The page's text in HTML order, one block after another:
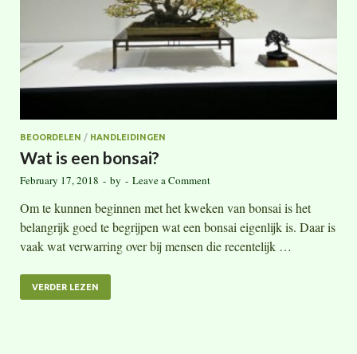
BEOORDELEN / HANDLEIDINGEN
Wat is een bonsai?
February 17, 2018 - by - Leave a Comment
Om te kunnen beginnen met het kweken van bonsai is het
belangrijk goed te begrijpen wat een bonsai eigenlijk is. Daar is
vaak wat verwarring over bij mensen die recentelijk …
VERDER LEZEN